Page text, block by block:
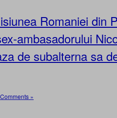
Romaniei din
ambasadorului
de subalterna sa
»